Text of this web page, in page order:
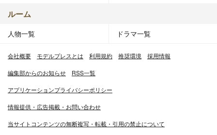
ルーム
人物一覧 ドラマ一覧
会社概要 モデルプレスとは 利用規約 推奨環境 採用情報
編集部からのお知らせ RSS一覧
アプリケーションプライバシーポリシー
情報提供・広告掲載・お問い合わせ
当サイトコンテンツの無断複写・転載・引用の禁止について